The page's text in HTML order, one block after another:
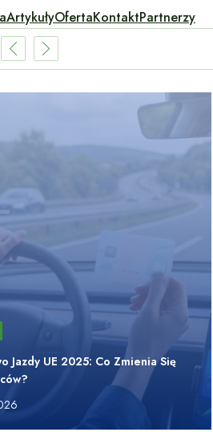
ArtykułyOfertaKontaktPartnerzy
Jazdy UE 2025: Co Zmienia Się